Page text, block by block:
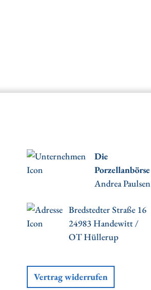
Die
Porzellanbörse
Andrea Paulsen
Bredstedter Straße 16
24983 Handewitt /
OT Hüllerup
Vertrag widerrufen